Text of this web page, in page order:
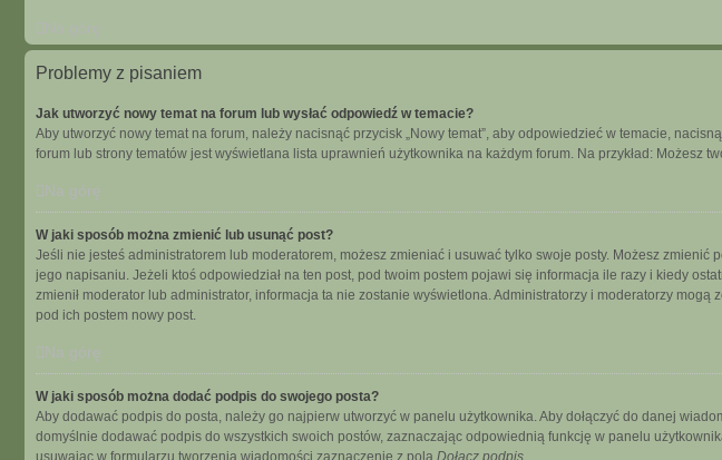
Problemy z pisaniem
Jak utworzyć nowy temat na forum lub wysłać odpowiedź w temacie?
Aby utworzyć nowy temat na forum, należy nacisnąć przycisk „Nowy temat”, aby odpowiedzieć w temacie,
forum lub strony tematów jest wyświetlana lista uprawnień użytkownika na każdym forum. Na przykład: Możesz
Na górę
W jaki sposób można zmienić lub usunąć post?
Jeśli nie jesteś administratorem lub moderatorem, możesz zmieniać i usuwać tylko swoje posty. Możesz zmienić
jego napisaniu. Jeżeli ktoś odpowiedział na ten post, pod twoim postem pojawi się informacja ile razy i kiedy
zmienił moderator lub administrator, informacja ta nie zostanie wyświetlona. Administratorzy i moderatorzy
pod ich postem nowy post.
Na górę
W jaki sposób można dodać podpis do swojego posta?
Aby dodawać podpis do posta, należy go najpierw utworzyć w panelu użytkownika. Aby dołączyć do danej
domyślnie dodawać podpis do wszystkich swoich postów, zaznaczając odpowiednią funkcję w panelu
usuwając w formularzu tworzenia wiadomości zaznaczenie z pola Dołącz podpis